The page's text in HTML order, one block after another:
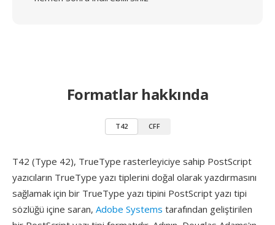
Formatlar hakkında
T42 CFF
T42 (Type 42), TrueType rasterleyiciye sahip PostScript
yazıcıların TrueType yazı tiplerini doğal olarak yazdırmasını
sağlamak için bir TrueType yazı tipini PostScript yazı tipi
sözlüğü içine saran, Adobe Systems tarafından geliştirilen